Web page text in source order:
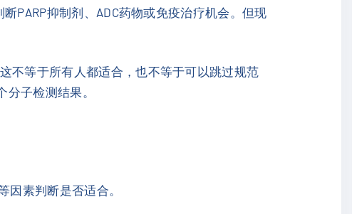
PARP抑制剂、ADC药物或免疫治疗机会。但现
不等于所有人都适合，也不等于可以跳过规范
子检测结果。
素判断是否适合。